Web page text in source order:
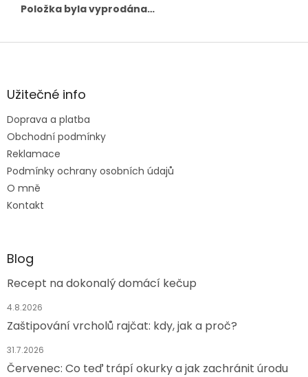
Položka byla vyprodána…
Z
aUžitečné info
Doprava a platba
Obchodní podmínky
Reklamace
Podmínky ochrany osobních údajů
O mně
Kontakt
Blog
Recept na dokonalý domácí kečup
4.8.2026
Zaštipování vrcholů rajčat: kdy, jak a proč?
31.7.2026
Červenec: Co teď trápí okurky a jak zachránit úrodu